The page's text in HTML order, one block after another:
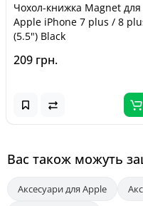
Чохол-книжка Magnet для
Apple iPhone 7 plus / 8
(5.5") Black
209 грн.
Вас також можуть
Аксесуари для Apple